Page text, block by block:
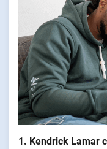
1. Kendrick Lamar